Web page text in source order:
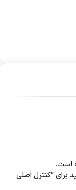
است.
برای “کنترل اصلی